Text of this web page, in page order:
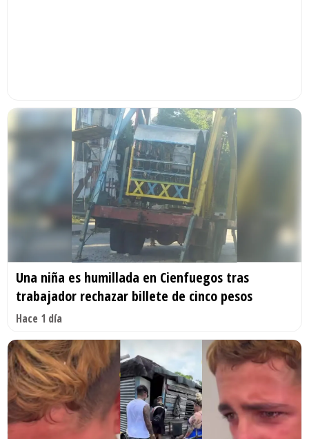
Una niña es humillada en Cienfuegos tras
trabajador rechazar billete de cinco pesos
Hace 1 día